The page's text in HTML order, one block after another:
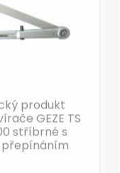
GEZE TS
stříbrné s